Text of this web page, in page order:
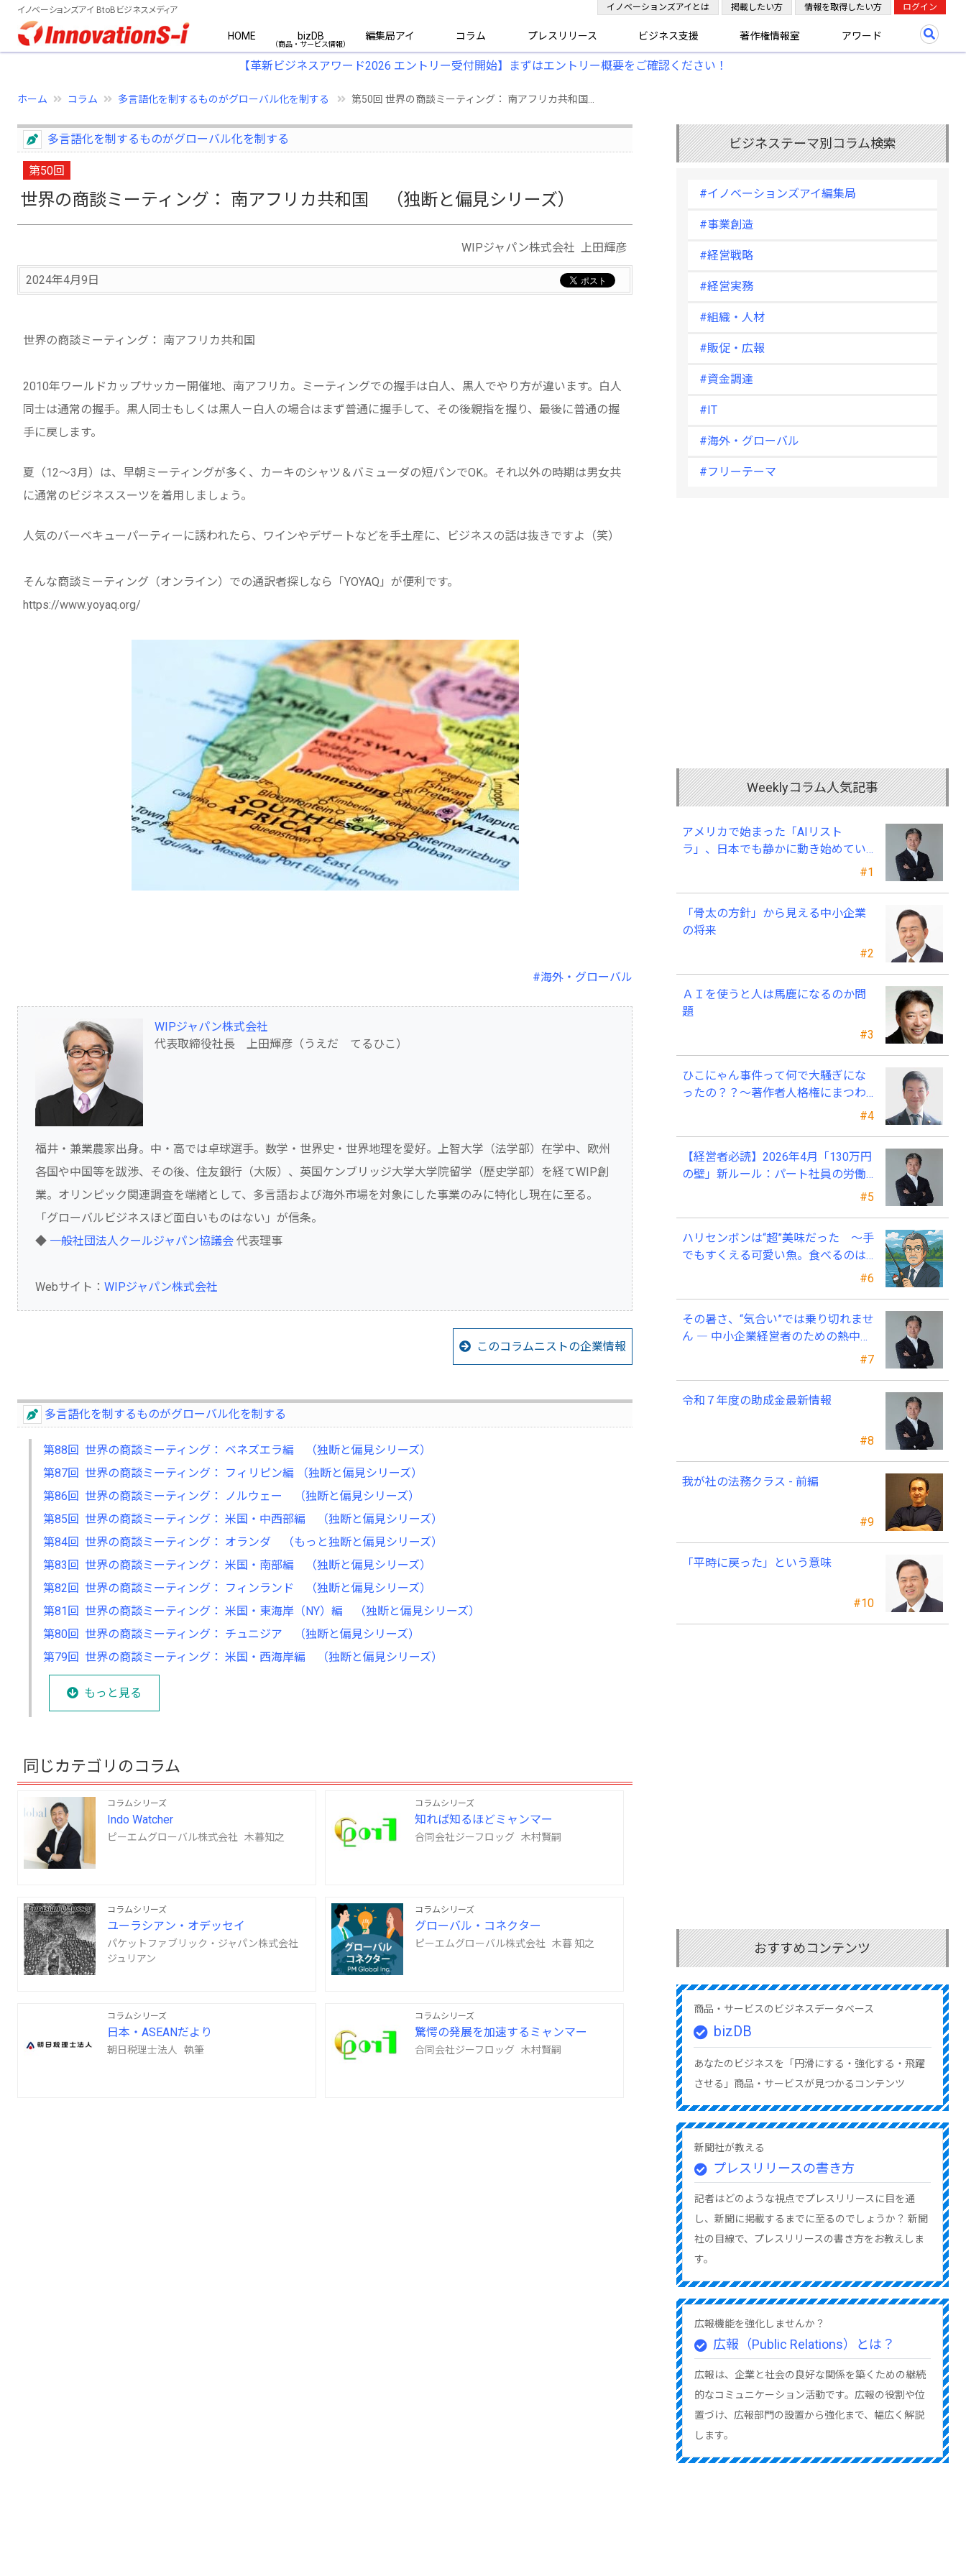
イノベーションズアイ BtoBビジネスメディア
HOME bizDB 編集局アイ コラム プレスリリース ビジネス支援 著作権情報室 アワード
イノベーションズアイとは 掲載したい方 情報を取得したい方 ログイン
【革新ビジネスアワード2026 エントリー受付開始】まずはエントリー概要をご確認ください！
ホーム コラム 多言語化を制するものがグローバル化を制する 第50回 世界の商談ミーティング： 南アフリカ共和国...
多言語化を制するものがグローバル化を制する
第50回
世界の商談ミーティング： 南アフリカ共和国 （独断と偏見シリーズ）
WIPジャパン株式会社 上田輝彦
2024年4月9日
世界の商談ミーティング： 南アフリカ共和国
2010年ワールドカップサッカー開催地、南アフリカ。ミーティングでの握手は白人、黒人でやり方が違います。白人
同士は通常の握手。黒人同士もしくは黒人－白人の場合はまず普通に握手して、その後親指を握り、最後に普通の握
手に戻します。
夏（12～3月）は、早朝ミーティングが多く、カーキのシャツ＆バミューダの短パンでOK。それ以外の時期は男女共
に通常のビジネススーツを着用しましょう。
人気のバーベキューパーティーに誘われたら、ワインやデザートなどを手土産に、ビジネスの話は抜きですよ（笑）
そんな商談ミーティング（オンライン）での通訳者探しなら「YOYAQ」が便利です。
https://www.yoyaq.org/
#海外・グローバル
WIPジャパン株式会社
代表取締役社長 上田輝彦（うえだ てるひこ）
福井・兼業農家出身。中・高では卓球選手。数学・世界史・世界地理を愛好。上智大学（法学部）在学中、欧州
各国や中国等を跋渉、その後、住友銀行（大阪）、英国ケンブリッジ大学大学院留学（歴史学部）を経てWIP創
業。オリンピック関連調査を端緒として、多言語および海外市場を対象にした事業のみに特化し現在に至る。
「グローバルビジネスほど面白いものはない」が信条。
◆ 一般社団法人クールジャパン協議会 代表理事
Webサイト： WIPジャパン株式会社
このコラムニストの企業情報
多言語化を制するものがグローバル化を制する
第88回 世界の商談ミーティング： ベネズエラ編 （独断と偏見シリーズ）
第87回 世界の商談ミーティング： フィリピン編 （独断と偏見シリーズ）
第86回 世界の商談ミーティング： ノルウェー （独断と偏見シリーズ）
第85回 世界の商談ミーティング： 米国・中西部編 （独断と偏見シリーズ）
第84回 世界の商談ミーティング： オランダ （もっと独断と偏見シリーズ）
第83回 世界の商談ミーティング： 米国・南部編 （独断と偏見シリーズ）
第82回 世界の商談ミーティング： フィンランド （独断と偏見シリーズ）
第81回 世界の商談ミーティング： 米国・東海岸（NY）編 （独断と偏見シリーズ）
第80回 世界の商談ミーティング： チュニジア （独断と偏見シリーズ）
第79回 世界の商談ミーティング： 米国・西海岸編 （独断と偏見シリーズ）
もっと見る
同じカテゴリのコラム
コラムシリーズ
Indo Watcher
ピーエムグローバル株式会社 木暮知之
コラムシリーズ
知れば知るほどミャンマー
合同会社ジーフロッグ 木村賢嗣
コラムシリーズ
ユーラシアン・オデッセイ
パケットファブリック・ジャパン株式会社
ジュリアン
コラムシリーズ
グローバル・コネクター
ピーエムグローバル株式会社 木暮 知之
コラムシリーズ
日本・ASEANだより
朝日税理士法人 執筆
コラムシリーズ
驚愕の発展を加速するミャンマー
合同会社ジーフロッグ 木村賢嗣
ビジネステーマ別コラム検索
#イノベーションズアイ編集局
#事業創造
#経営戦略
#経営実務
#組織・人材
#販促・広報
#資金調達
#IT
#海外・グローバル
#フリーテーマ
Weeklyコラム人気記事
#1
アメリカで始まった「AIリスト
ラ」、日本でも静かに動き始めてい
る ～中小企業経営者が今、見直すべ
#2
「骨太の方針」から見える中小企業
の将来
#3
ＡＩを使うと人は馬鹿になるのか問
題
#4
ひこにゃん事件って何で大騒ぎにな
ったの？？～著作者人格権にまつわ
#5
【経営者必読】2026年4月「130万円
の壁」新ルール：パート社員の労働
条件通知書、今すぐ見直すべき理由
#6
ハリセンボンは“超”美味だった ～手
でもすくえる可愛い魚。食べるのは
#7
その暑さ、“気合い”では乗り切れませ
ん ― 中小企業経営者のための熱中症
#8
令和７年度の助成金最新情報
#9
我が社の法務クラス - 前編
#10
「平時に戻った」という意味
おすすめコンテンツ
商品・サービスのビジネスデータベース
bizDB
あなたのビジネスを「円滑にする・強化する・飛躍
させる」商品・サービスが見つかるコンテンツ
新聞社が教える
プレスリリースの書き方
記者はどのような視点でプレスリリースに目を通
し、新聞に掲載するまでに至るのでしょうか？ 新聞
社の目線で、プレスリリースの書き方をお教えしま
す。
広報機能を強化しませんか？
広報（Public Relations）とは？
広報は、企業と社会の良好な関係を築くための継続
的なコミュニケーション活動です。広報の役割や位
置づけ、広報部門の設置から強化まで、幅広く解説
します。